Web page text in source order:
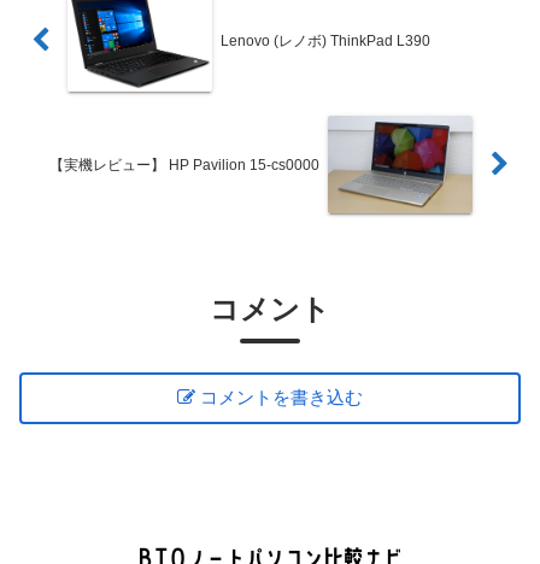
Lenovo (レノボ) ThinkPad L390
【実機レビュー】 HP Pavilion 15-cs0000
コメント
コメントを書き込む